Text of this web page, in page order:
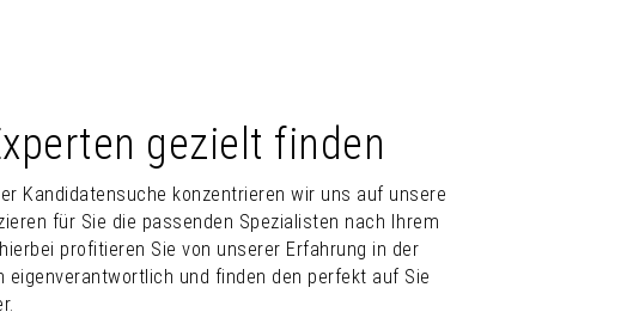
gezielt finden
Kandidatensuche konzentrieren wir uns auf unsere
für Sie die passenden Spezialisten nach Ihrem
profitieren Sie von unserer Erfahrung in der
eigenverantwortlich und finden den perfekt auf Sie